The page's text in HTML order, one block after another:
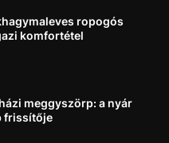
ropogós
komfortétel
meggyszörp: a nyár
frissítője